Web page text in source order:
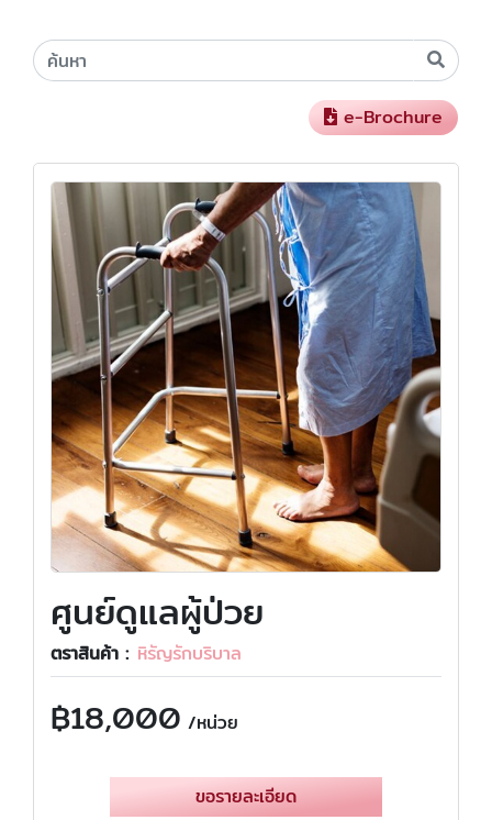
e-Brochure
ศูนย์ดูแลผู้ป่วย
ตราสินค้า : หิรัญรักบริบาล
฿18,000 /หน่วย
ขอรายละเอียด